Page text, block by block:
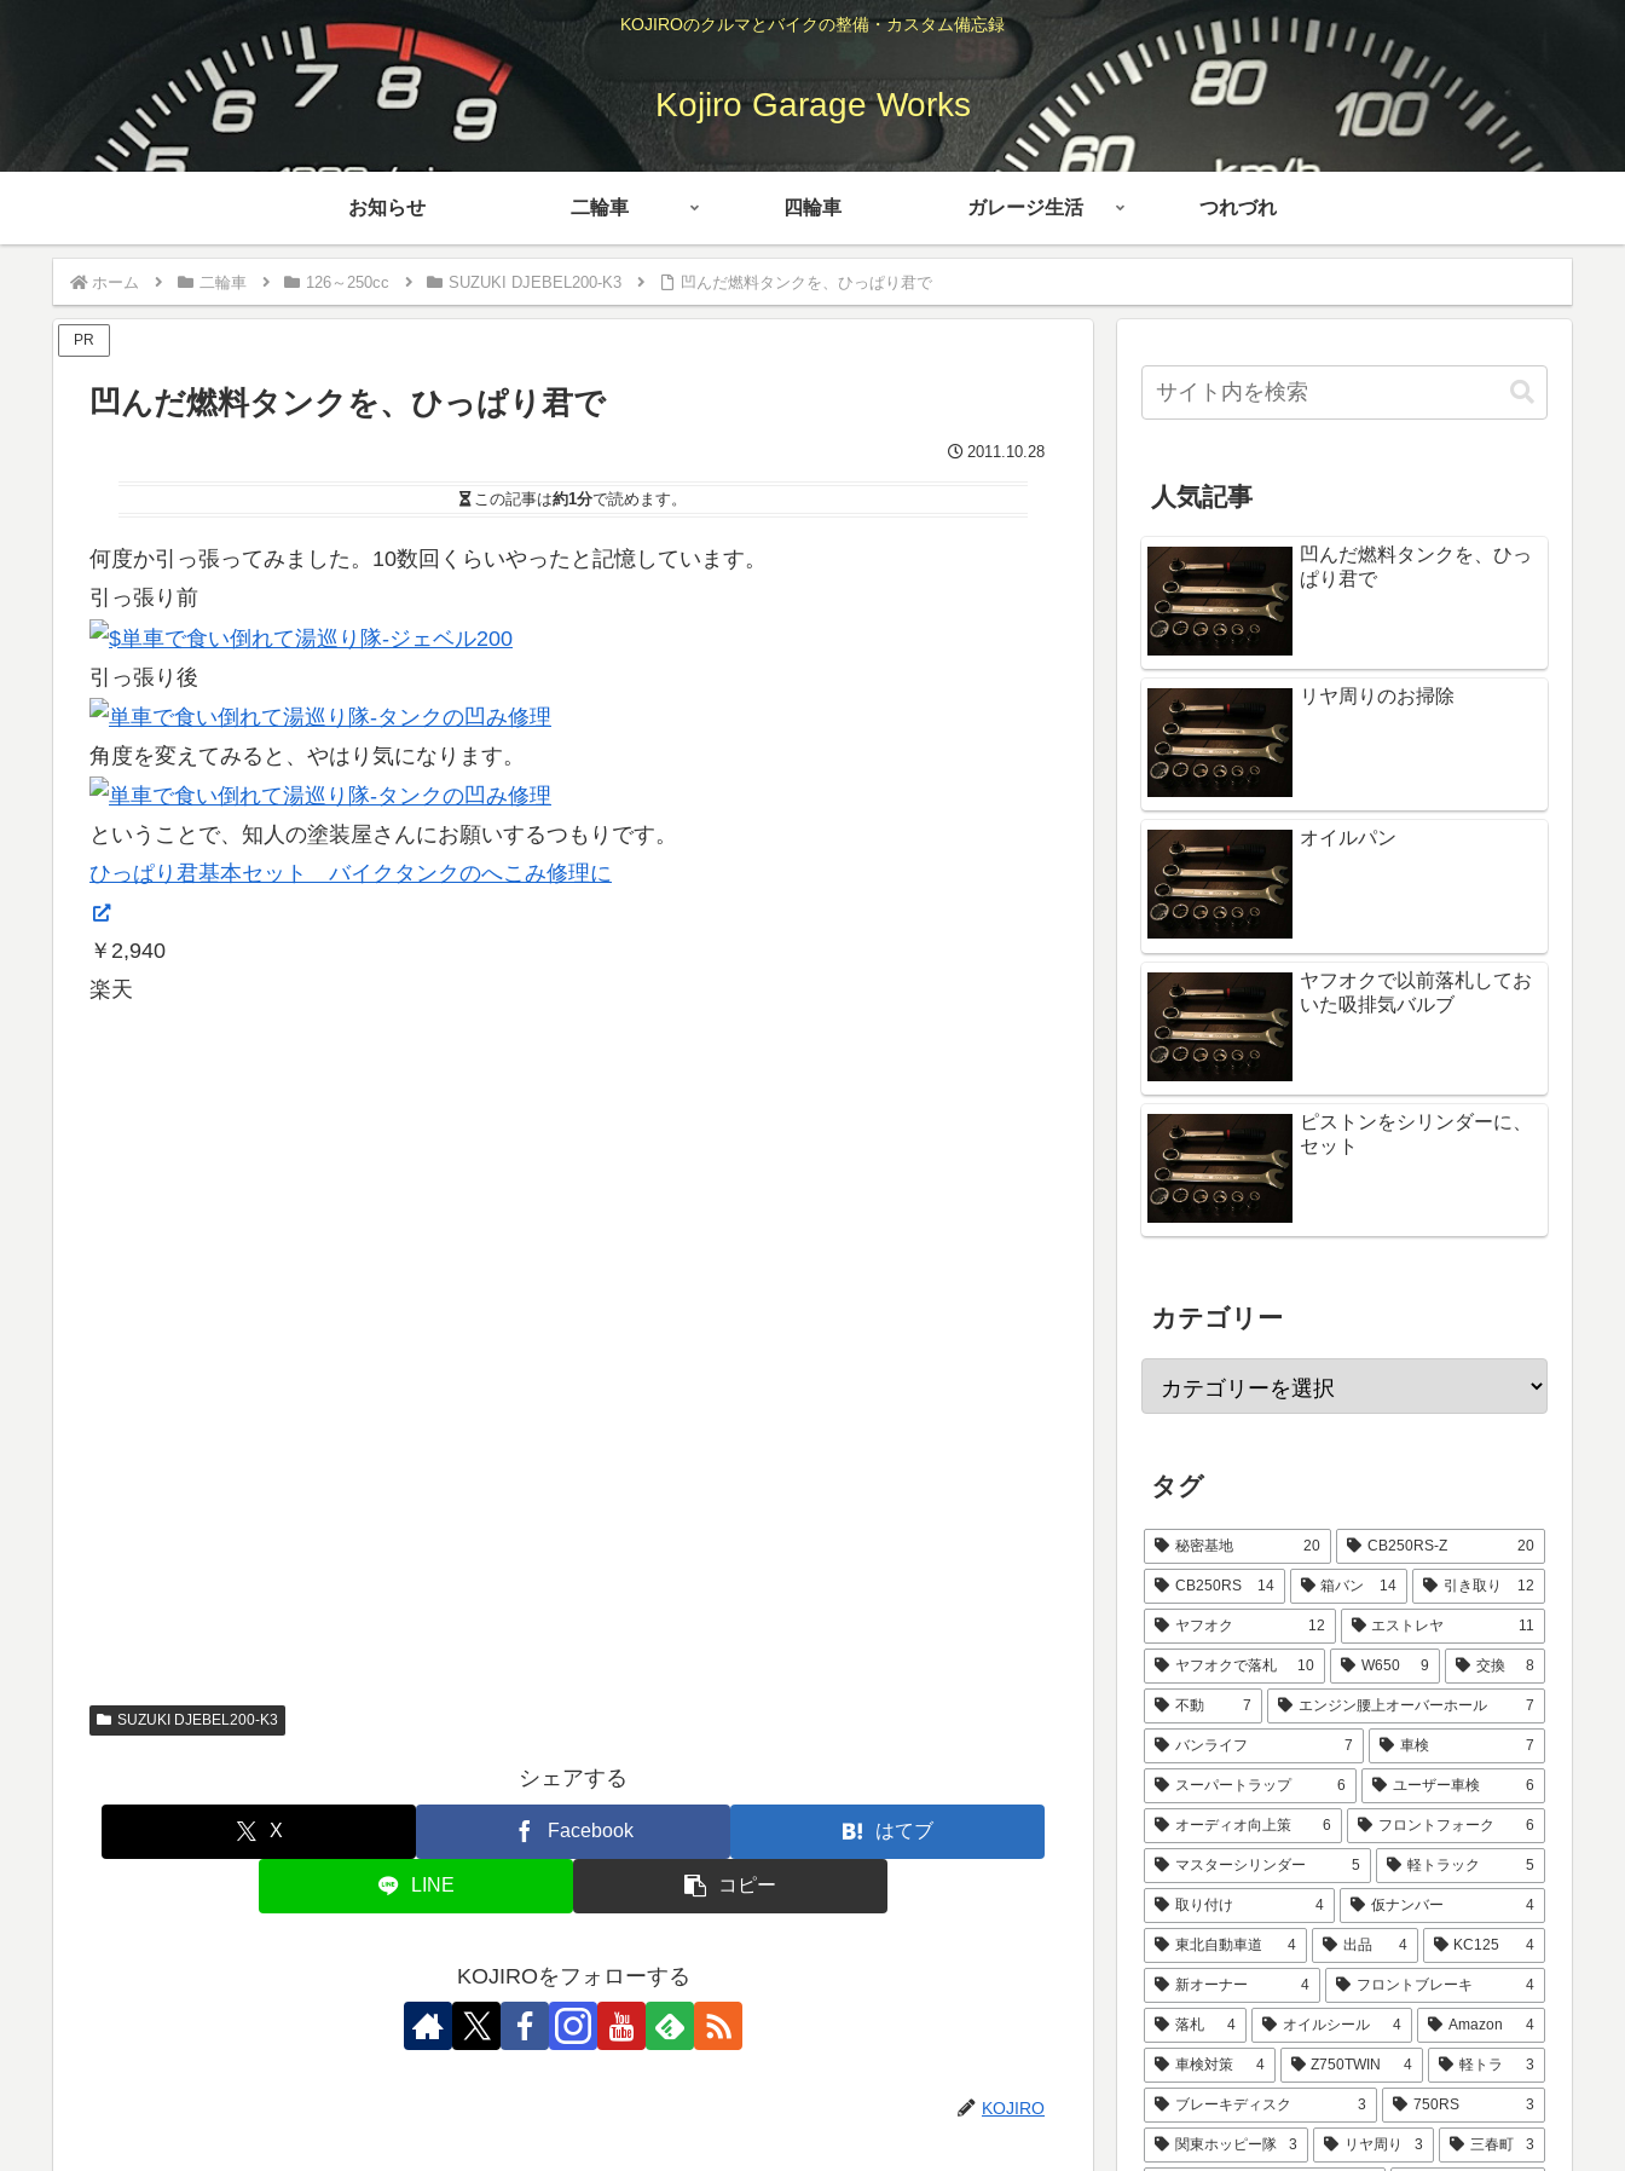
KOJIROのクルマとバイクの整備・カスタム備忘録
Kojiro Garage Works
お知らせ 二輪車 四輪車 ガレージ生活 つれづれ
ホーム 二輪車 126～250cc SUZUKI DJEBEL200-K3 凹んだ燃料タンクを、ひっぱり君で
PR
凹んだ燃料タンクを、ひっぱり君で
2011.10.28
この記事は約1分で読めます。
何度か引っ張ってみました。10数回くらいやったと記憶しています。
引っ張り前
引っ張り後
角度を変えてみると、やはり気になります。
ということで、知人の塗装屋さんにお願いするつもりです。
ひっぱり君基本セット バイクタンクのへこみ修理に
￥2,940
楽天
SUZUKI DJEBEL200-K3
シェアする
X Facebook はてブ
LINE コピー
KOJIROをフォローする
KOJIRO
人気記事
凹んだ燃料タンクを、ひっ
ぱり君で
リヤ周りのお掃除
オイルパン
ヤフオクで以前落札してお
いた吸排気バルブ
ピストンをシリンダーに、
セット
カテゴリー
タグ
秘密基地 20 CB250RS-Z 20
CB250RS 14 箱バン 14 引き取り 12
ヤフオク 12 エストレヤ 11
ヤフオクで落札 10 W650 9 交換 8
不動 7 エンジン腰上オーバーホール 7
バンライフ 7 車検 7
スーパートラップ 6 ユーザー車検 6
オーディオ向上策 6 フロントフォーク 6
マスターシリンダー 5 軽トラック 5
取り付け 4 仮ナンバー 4
東北自動車道 4 出品 4 KC125 4
新オーナー 4 フロントブレーキ 4
落札 4 オイルシール 4 Amazon 4
車検対策 4 Z750TWIN 4 軽トラ 3
ブレーキディスク 3 750RS 3
関東ホッピー隊 3 リヤ周り 3 三春町 3